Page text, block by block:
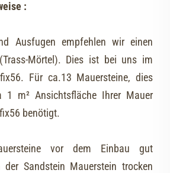
:
Ausfugen empfehlen wir einen
Mörtel). Dies ist bei uns im
Für ca.13 Mauersteine, dies
1 m² Ansichtsfläche Ihrer Mauer
benötigt.
vor dem Einbau gut
der Sandstein Mauerstein trocken